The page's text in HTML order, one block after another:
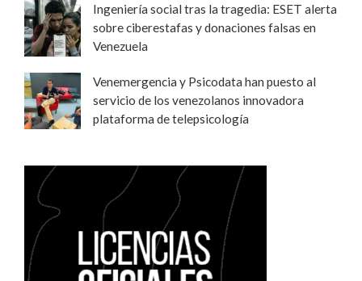
Ingeniería social tras la tragedia: ESET alerta
sobre ciberestafas y donaciones falsas en
Venezuela
Venemergencia y Psicodata han puesto al
servicio de los venezolanos innovadora
plataforma de telepsicología